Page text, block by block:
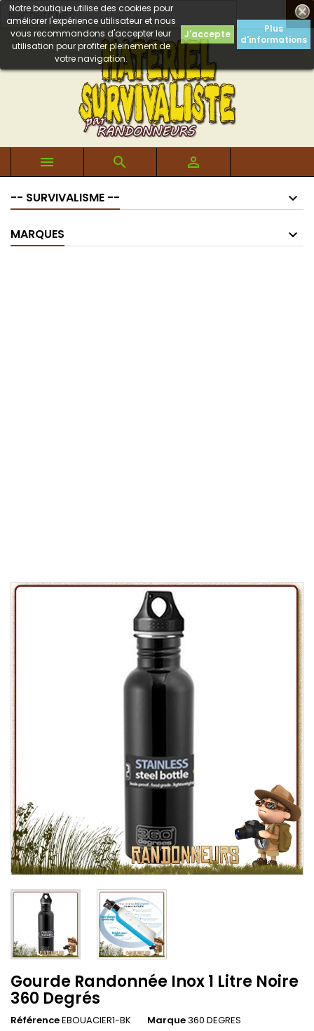

Notre boutique utilise des cookies pour
améliorer l'expérience utilisateur et nous
vous recommandons d'accepter leur
utilisation pour profiter pleinement de
votre navigation.
J'accepte
Plus
d'informations
  
-- SURVIVALISME --
MARQUES
Gourde Randonnée Inox 1 Litre Noire
360 Degrés
RéférenceEBOUACIER1-BK Marque360 DEGRES